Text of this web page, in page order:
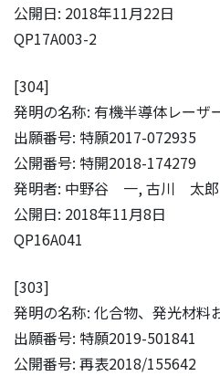
公開日: 2018年11月22日
QP17A003-2
[304]
発明の名称: 有機半導体レーザ
出願番号: 特願2017-072935
公開番号: 特開2018-174279
発明者: 中野谷 一, 古川 太
公開日: 2018年11月8日
QP16A041
[303]
発明の名称: 化合物、発光材料
出願番号: 特願2019-501841
公開番号: 再表2018/155642